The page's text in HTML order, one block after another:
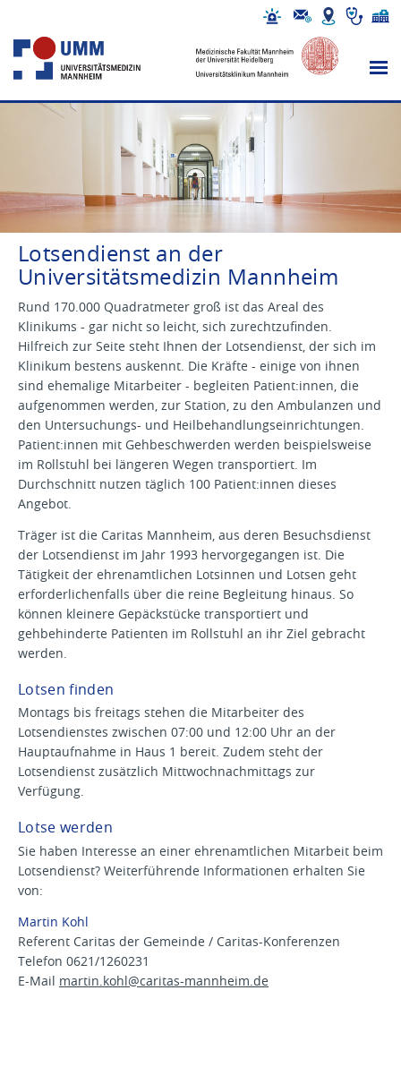
Lotsendienst an der
Universitätsmedizin Mannheim
Rund 170.000 Quadratmeter groß ist das Areal des
Klinikums - gar nicht so leicht, sich zurechtzufinden.
Hilfreich zur Seite steht Ihnen der Lotsendienst, der sich im
Klinikum bestens auskennt. Die Kräfte - einige von ihnen
sind ehemalige Mitarbeiter - begleiten Patient:innen, die
aufgenommen werden, zur Station, zu den Ambulanzen und
den Untersuchungs- und Heilbehandlungseinrichtungen.
Patient:innen mit Gehbeschwerden werden beispielsweise
im Rollstuhl bei längeren Wegen transportiert. Im
Durchschnitt nutzen täglich 100 Patient:innen dieses
Angebot.
Träger ist die Caritas Mannheim, aus deren Besuchsdienst
der Lotsendienst im Jahr 1993 hervorgegangen ist. Die
Tätigkeit der ehrenamtlichen Lotsinnen und Lotsen geht
erforderlichenfalls über die reine Begleitung hinaus. So
können kleinere Gepäckstücke transportiert und
gehbehinderte Patienten im Rollstuhl an ihr Ziel gebracht
werden.
Lotsen finden
Montags bis freitags stehen die Mitarbeiter des
Lotsendienstes zwischen 07:00 und 12:00 Uhr an der
Hauptaufnahme in Haus 1 bereit. Zudem steht der
Lotsendienst zusätzlich Mittwochnachmittags zur
Verfügung.
Lotse werden
Sie haben Interesse an einer ehrenamtlichen Mitarbeit beim
Lotsendienst? Weiterführende Informationen erhalten Sie
von:
Martin Kohl
Referent Caritas der Gemeinde / Caritas-Konferenzen
Telefon 0621/1260231
E-Mail martin.kohl@caritas-mannheim.de